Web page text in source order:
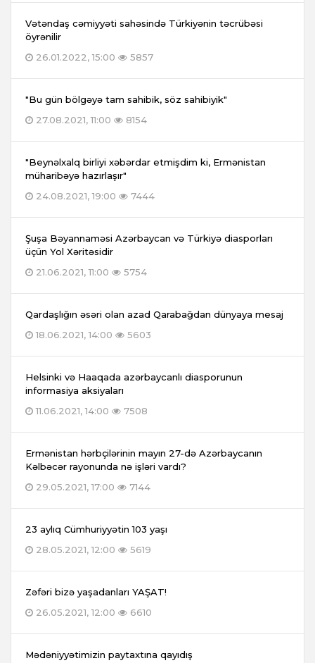
Vətəndaş cəmiyyəti sahəsində Türkiyənin təcrübəsi
öyrənilir
26.01.2022, 15:00
5857
"Bu gün bölgəyə tam sahibik, söz sahibiyik"
27.08.2021, 11:00
8154
"Beynəlxalq birliyi xəbərdar etmişdim ki, Ermənistan
müharibəyə hazırlaşır"
24.08.2021, 19:00
7444
Şuşa Bəyannaməsi Azərbaycan və Türkiyə diasporları
üçün Yol Xəritəsidir
21.06.2021, 11:00
5754
Qardaşlığın əsəri olan azad Qarabağdan dünyaya mesaj
18.06.2021, 14:00
5603
Helsinki və Haaqada azərbaycanlı diasporunun
informasiya aksiyaları
11.06.2021, 14:00
7508
Ermənistan hərbçilərinin mayın 27-də Azərbaycanın
Kəlbəcər rayonunda nə işləri vardı?
29.05.2021, 17:00
7144
23 aylıq Cümhuriyyətin 103 yaşı
28.05.2021, 12:00
5619
Zəfəri bizə yaşadanları YAŞAT!
26.05.2021, 12:00
6610
Mədəniyyətimizin paytaxtına qayıdış